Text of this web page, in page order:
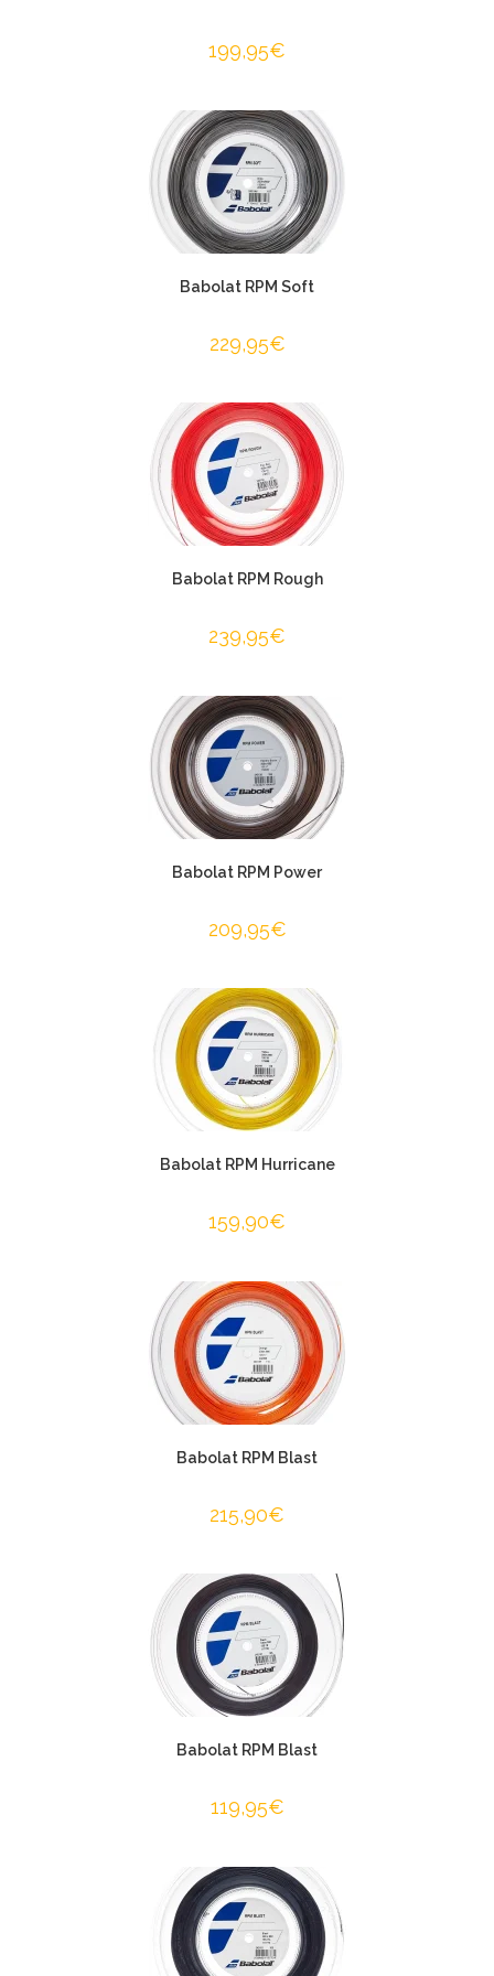
199,95€
Babolat RPM Soft
229,95€
Babolat RPM Rough
239,95€
Babolat RPM Power
209,95€
Babolat RPM Hurricane
159,90€
Babolat RPM Blast
215,90€
Babolat RPM Blast
119,95€